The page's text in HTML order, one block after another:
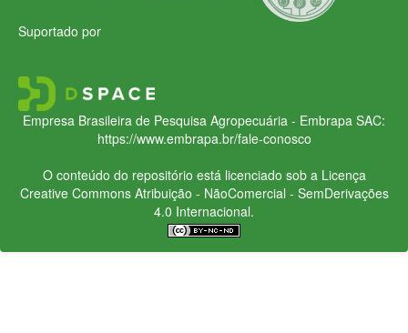
Suportado por
Empresa Brasileira de Pesquisa Agropecuária - Embrapa SAC:
https://www.embrapa.br/fale-conosco
O conteúdo do repositório está licenciado sob a Licença
Creative CommonsAtribuição - NãoComercial - SemDerivações
4.0 Internacional.